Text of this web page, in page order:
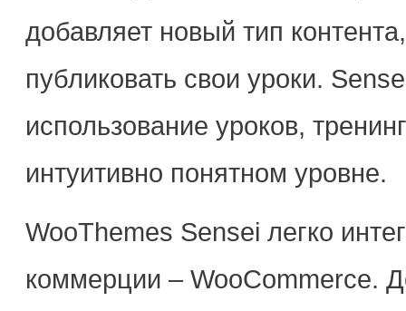
добавляет новый тип
публиковать свои уроки.
использование уроков,
интуитивно понятном уровне.
WooThemes Sensei легко
коммерции – WooCommerce.